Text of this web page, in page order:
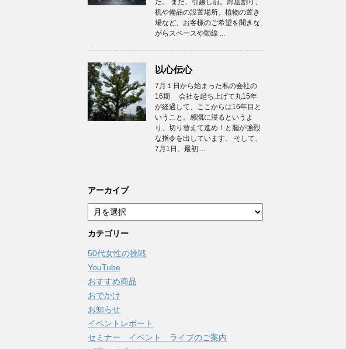
机や備品の設置場所、植物の置き
場など、お客様のご希望を聞きな
がらスペースや動線 ...
以心伝心
7月１日から始まった私の会社の
16期 会社を起ち上げて丸15年
が経過して、ここからは16年目と
いうこと。感慨に浸るというよ
り、切り替えて進め！と脳が強烈
な指令を出しています。 そして、
7月1日、最初 ...
アーカイブ
ー
カ
イ
ブ
カテゴリー
50代女性の挑戦
YouTube
おすすめ商品
おでかけ
お知らせ
イベントレポート
セミナー イベント ライブのご案内